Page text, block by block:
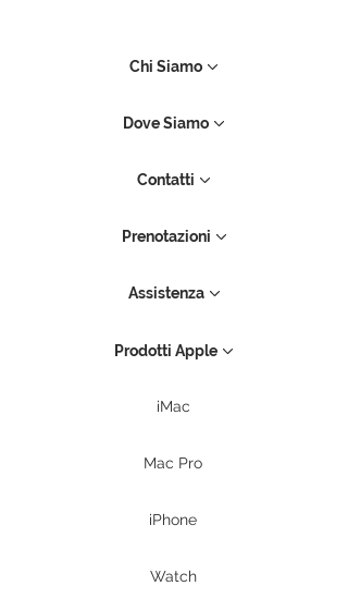
Chi Siamo
Dove Siamo
Contatti
Prenotazioni
Assistenza
Prodotti Apple
iMac
Mac Pro
iPhone
Watch